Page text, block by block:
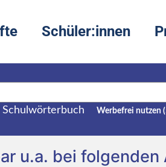
Schüler:innen
Schulwörterbuch Werbefrei nutzen
u.a. bei folgenden